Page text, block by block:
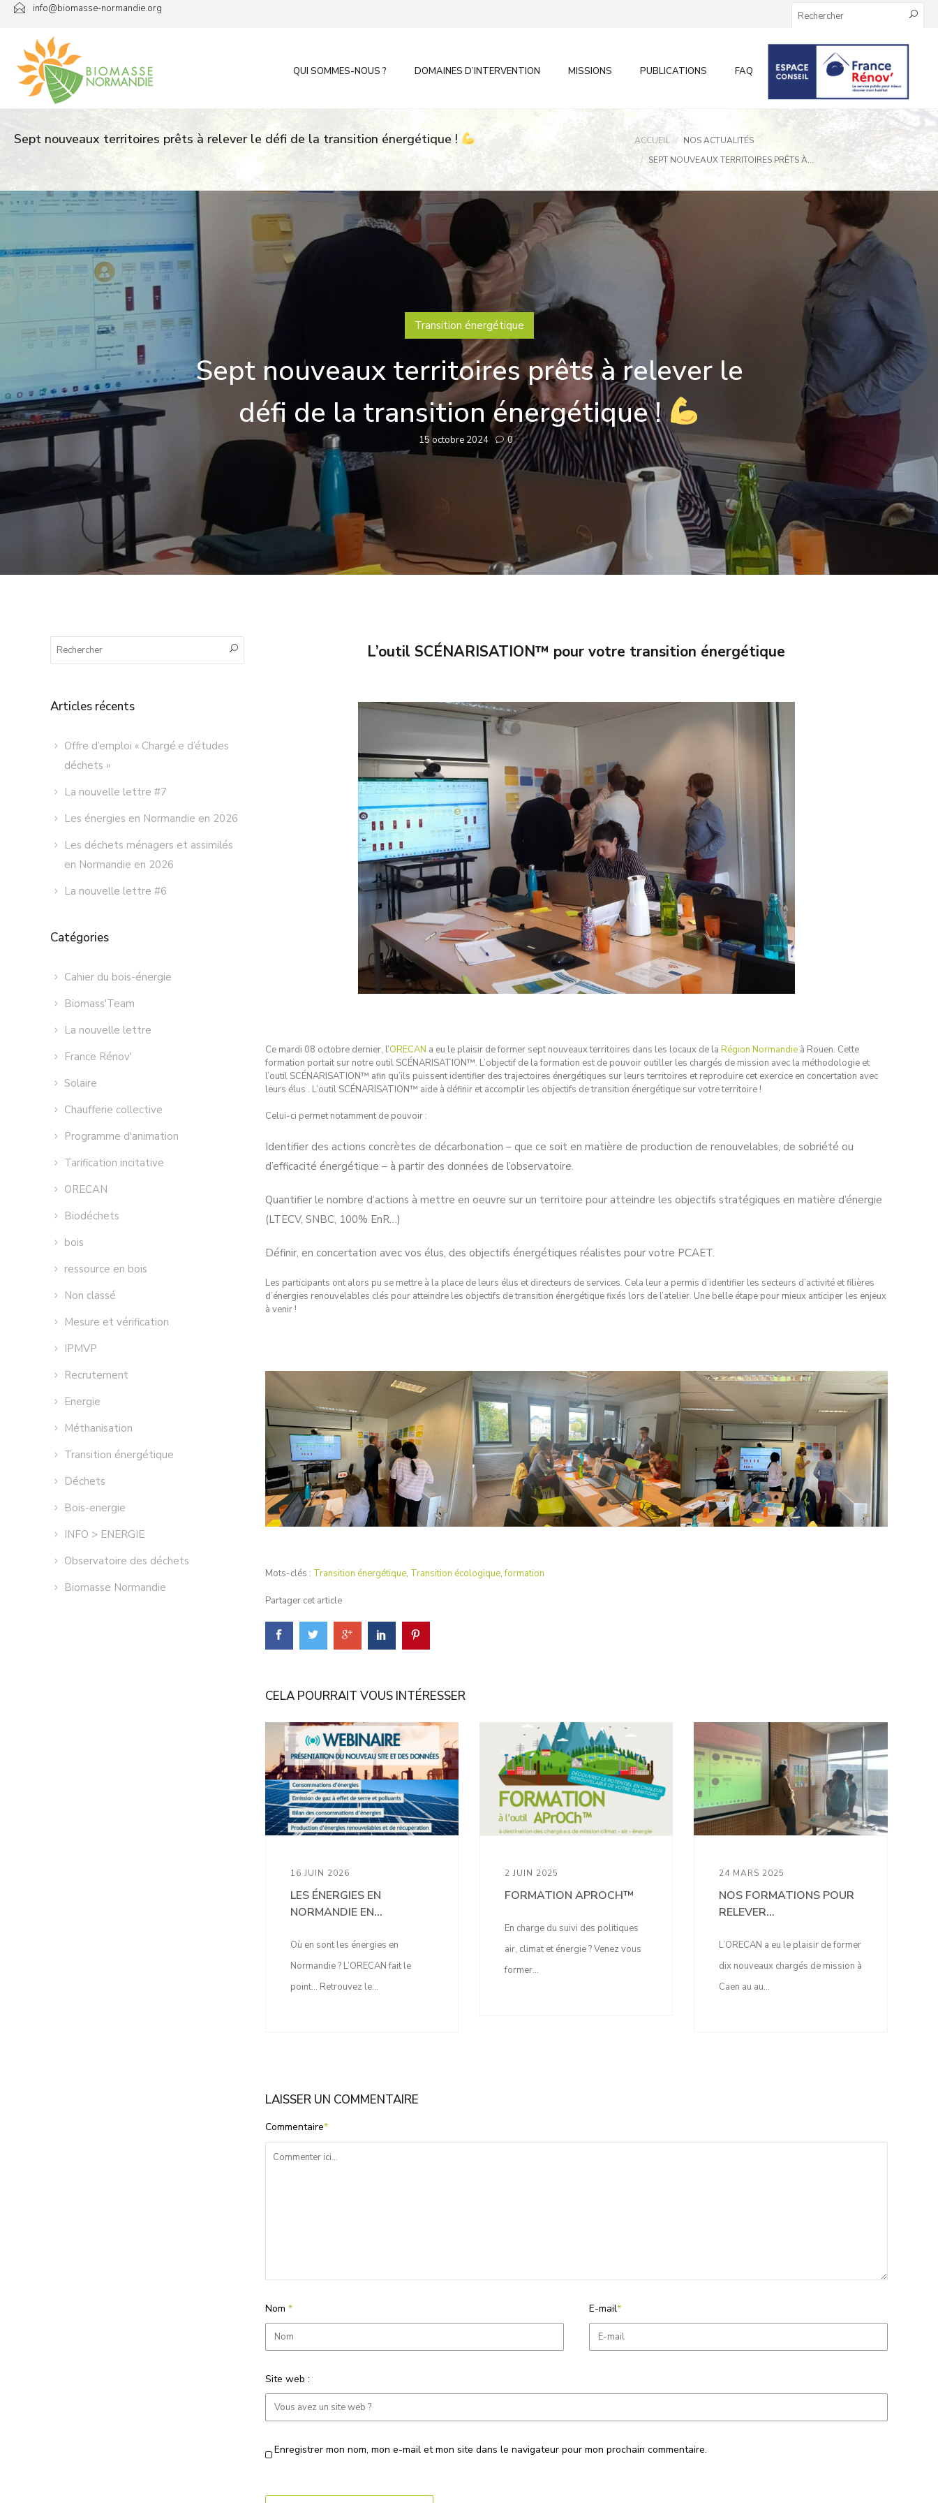
Passer
contenu
info@biomasse-normandie.org
QUI SOMMES-NOUS ? DOMAINES D’INTERVENTION MISSIONS PUBLICATIONS FAQ INFOS AUX PARTICULIERS
Sept nouveaux territoires prêts à relever le défi de la transition énergétique ! ACCUEIL
NOS ACTUALITÉS
SEPT NOUVEAUX TERRITOIRES PRÊTS À...
Transition énergétique
Sept nouveaux territoires prêts à relever le
défi de la transition énergétique !
15 octobre 2024 0
L’outil SCÉNARISATION™ pour votre transition énergétique
Ce mardi 08 octobre dernier, l’ORECAN a eu le plaisir de former sept nouveaux territoires dans les locaux de la Région Normandieà Rouen. Cette
formation portait sur notre outil SCÉNARISATION™. L’objectif de la formation est de pouvoir outiller les chargés de mission avec la méthodologie et
l’outil SCÉNARISATION™ afin qu’ils puissent identifier des trajectoires énergétiques sur leurs territoires et reproduire cet exercice en concertation avec
leurs élus . L’outil SCÉNARISATION™ aide à définir et accomplir les objectifs de transition énergétique sur votre territoire !
Celui-ci permet notamment de pouvoir :
Identifier des actions concrètes de décarbonation – que ce soit en matière de production de renouvelables, de sobriété ou
d’efficacité énergétique – à partir des données de l’observatoire.
Quantifier le nombre d’actions à mettre en oeuvre sur un territoire pour atteindre les objectifs stratégiques en matière d’énergie
(LTECV, SNBC, 100% EnR…)
Définir, en concertation avec vos élus, des objectifs énergétiques réalistes pour votre PCAET.
Les participants ont alors pu se mettre à la place de leurs élus et directeurs de services. Cela leur a permis d’identifier les secteurs d’activité et filières
d’énergies renouvelables clés pour atteindre les objectifs de transition énergétique fixés lors de l’atelier. Une belle étape pour mieux anticiper les enjeux
à venir !
Mots-clés : Transition énergétique, Transition écologique,formation
Partager cet article
CELA POURRAIT VOUS INTÉRESSER
16 JUIN 2026
LES ÉNERGIES EN
NORMANDIE EN...
Où en sont les énergies en
Normandie ? L’ORECAN fait le
point… Retrouvez le...
2 JUIN 2025
FORMATION APROCH™
En charge du suivi des politiques
air, climat et énergie ? Venez vous
former...
24 MARS 2025
NOS FORMATIONS POUR
RELEVER...
L’ORECAN a eu le plaisir de former
dix nouveaux chargés de mission à
Caen au au...
LAISSER UN COMMENTAIRE
Commentaire*
Nom * E-mail*
Site web :
Enregistrer mon nom, mon e-mail et mon site dans le navigateur pour mon prochain commentaire.
Articles récents
Offre d’emploi « Chargé.e d’études
déchets »
La nouvelle lettre #7
Les énergies en Normandie en 2026
Les déchets ménagers et assimilés
en Normandie en 2026
La nouvelle lettre #6
Catégories
Cahier du bois-énergie
Biomass'Team
La nouvelle lettre
France Rénov'
Solaire
Chaufferie collective
Programme d'animation
Tarification incitative
ORECAN
Biodéchets
bois
ressource en bois
Non classé
Mesure et vérification
IPMVP
Recrutement
Energie
Méthanisation
Transition énergétique
Déchets
Bois-energie
INFO > ENERGIE
Observatoire des déchets
Biomasse Normandie